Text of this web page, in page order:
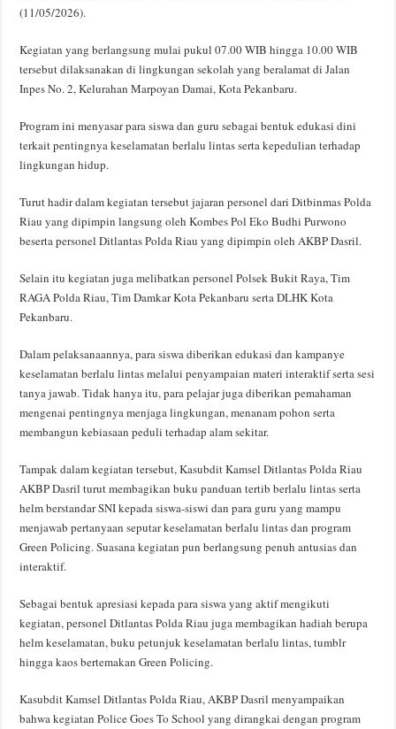
(11/05/2026).
Kegiatan yang berlangsung mulai pukul 07.00 WIB hingga 10.00 WIB
tersebut dilaksanakan di lingkungan sekolah yang beralamat di Jalan
Inpes No. 2, Kelurahan Marpoyan Damai, Kota Pekanbaru.
Program ini menyasar para siswa dan guru sebagai bentuk edukasi dini
terkait pentingnya keselamatan berlalu lintas serta kepedulian terhadap
lingkungan hidup.
Turut hadir dalam kegiatan tersebut jajaran personel dari Ditbinmas Polda
Riau yang dipimpin langsung oleh Kombes Pol Eko Budhi Purwono
beserta personel Ditlantas Polda Riau yang dipimpin oleh AKBP Dasril.
Selain itu kegiatan juga melibatkan personel Polsek Bukit Raya, Tim
RAGA Polda Riau, Tim Damkar Kota Pekanbaru serta DLHK Kota
Pekanbaru.
Dalam pelaksanaannya, para siswa diberikan edukasi dan kampanye
keselamatan berlalu lintas melalui penyampaian materi interaktif serta sesi
tanya jawab. Tidak hanya itu, para pelajar juga diberikan pemahaman
mengenai pentingnya menjaga lingkungan, menanam pohon serta
membangun kebiasaan peduli terhadap alam sekitar.
Tampak dalam kegiatan tersebut, Kasubdit Kamsel Ditlantas Polda Riau
AKBP Dasril turut membagikan buku panduan tertib berlalu lintas serta
helm berstandar SNI kepada siswa-siswi dan para guru yang mampu
menjawab pertanyaan seputar keselamatan berlalu lintas dan program
Green Policing. Suasana kegiatan pun berlangsung penuh antusias dan
interaktif.
Sebagai bentuk apresiasi kepada para siswa yang aktif mengikuti
kegiatan, personel Ditlantas Polda Riau juga membagikan hadiah berupa
helm keselamatan, buku petunjuk keselamatan berlalu lintas, tumblr
hingga kaos bertemakan Green Policing.
Kasubdit Kamsel Ditlantas Polda Riau, AKBP Dasril menyampaikan
bahwa kegiatan Police Goes To School yang dirangkai dengan program